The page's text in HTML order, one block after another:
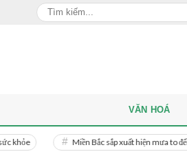
Miền Bắc sắp xuất hiện mưa to đến rất to
VĂN HOÁ